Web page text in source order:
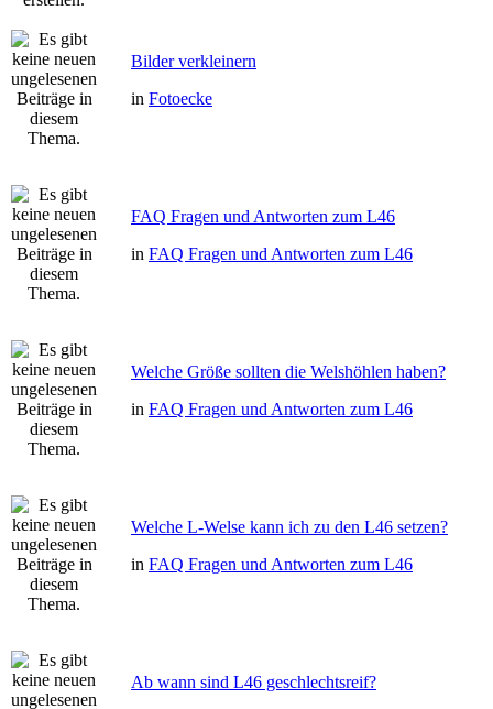
Bilder verkleinern
in Fotoecke
FAQ Fragen und Antworten zum L46
in FAQ Fragen und Antworten zum L46
Welche Größe sollten die Welshöhlen haben?
in FAQ Fragen und Antworten zum L46
Welche L-Welse kann ich zu den L46 setzen?
in FAQ Fragen und Antworten zum L46
Ab wann sind L46 geschlechtsreif?